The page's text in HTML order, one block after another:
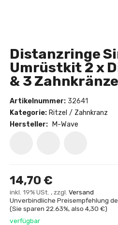
Distanzringe
Umrüstkit 2 x
& 3 Zahnkränze
Artikelnummer: 32641
Kategorie: Ritzel / Zahnkranz
Hersteller:
M-Wave
14,70 €
inkl. 19% USt. , zzgl. Versand
Unverbindliche Preisempfehlung
(Sie sparen 22.63%, also 4,30 €)
verfügbar